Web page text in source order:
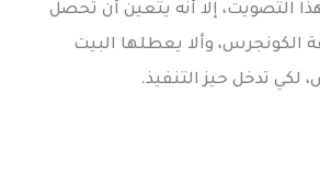
التصويت، إلا أنه يتعين أن تحصل
الكونجرس، وألا يعطلها البيت
لكي تدخل حيز التنفيذ.